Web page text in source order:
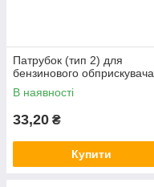
Патрубок (тип 2) для
бензинового обприскувача
В наявності
33,20 ₴
Купити